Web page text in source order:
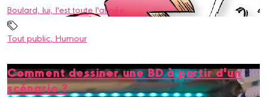
Boulard, lui, l'est toute l'année.
Tout public, Humour
Comment dessiner une BD à partir d'un
scénario ?